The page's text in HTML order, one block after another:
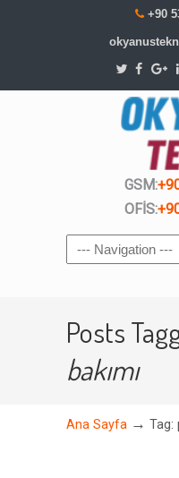
+90
GSM:
OFİS:
Navigation
Posts
bakımı
Ana Sayfa → Tag: